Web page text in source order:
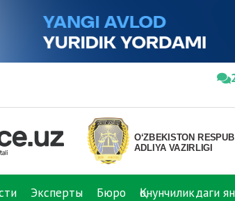
Эксперты Бюро Қонунчиликдаги